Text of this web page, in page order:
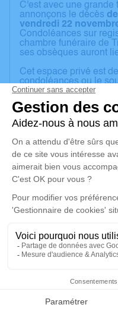
Faire-part
C'est avec une grande
annonçons le décès
vendredi 22
Condoléances sur
chambre funéraire de
ses obsèques auront
Cet espace privé est
condoléances ou le
Cérémonie civile
Ce service se
Déroulé des
Repos